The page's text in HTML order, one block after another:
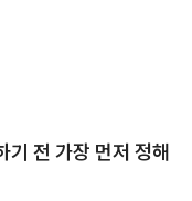
전 가장 먼저 정해